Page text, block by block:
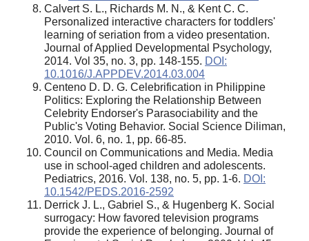
Calvert S. L., Richards M. N., & Kent C. C.
Personalized interactive characters for toddlers'
learning of seriation from a video presentation.
Journal of Applied Developmental Psychology,
2014. Vol 35, no. 3, pp. 148-155. DOI:
10.1016/J.APPDEV.2014.03.004
Centeno D. D. G. Celebrification in Philippine
Politics: Exploring the Relationship Between
Celebrity Endorser's Parasociability and the
Public's Voting Behavior. Social Science Diliman,
2010. Vol. 6, no. 1, pp. 66-85.
Council on Communications and Media. Media
use in school-aged children and adolescents.
Pediatrics, 2016. Vol. 138, no. 5, pp. 1-6. DOI:
10.1542/PEDS.2016-2592
Derrick J. L., Gabriel S., & Hugenberg K. Social
surrogacy: How favored television programs
provide the experience of belonging. Journal of